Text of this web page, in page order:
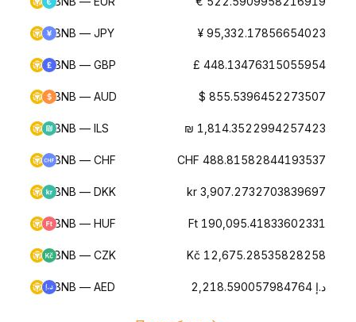
BNB — JPY ¥ 95,332.17856654023
BNB — GBP £ 448.13476315055954
BNB — AUD $ 855.5396452273507
BNB — ILS ₪ 1,814.3522994257423
BNB — CHF CHF 488.81582844193537
BNB — DKK kr 3,907.2732703839697
BNB — HUF Ft 190,095.41833602331
BNB — CZK Kč 12,675.28535828258
BNB — AED د.إ 2,218.590057984764